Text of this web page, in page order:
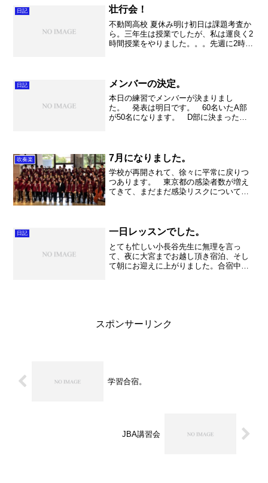
いほう。家まであっと言う...
日記 壮行会！
不動岡高校 夏休み明け初日は課題考査か
ら。三年生は授業でしたが、私は運良く2
時間授業をやりました。。。先週に2時間
た。初の壮行会。暑い...
日記 メンバーの決定。
本日の練習でメンバーが決まりまし
た。 発表は明日です。 60名いたA部
が50名になります。 D部に決まった皆
のステップに向かって努力...
吹奏楽 7月になりました。
学校が再開されて、徐々に平常に戻りつ
つあります。 東京都の感染者数が増え
てきて、まだまだ感染リスクについては
量。 70.7kg、BM...
日記 一日レッスンでした。
とても忙しい小長谷先生に無理を言っ
て、夜に大宮までお越し頂き宿泊、そし
て朝にお迎えに上がりました。合宿中で
スポンサーリンク
学習合宿。
JBA講習会